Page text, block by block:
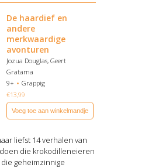
De haardief en
andere
merkwaardige
avonturen
Jozua Douglas, Geert
Gratama
9+
Grappig
€13,99
Voeg toe aan winkelmandje
liefst 14 verhalen van
doen die krokodilleneieren
die geheimzinnige